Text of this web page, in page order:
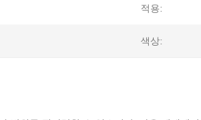
적용:
색상: